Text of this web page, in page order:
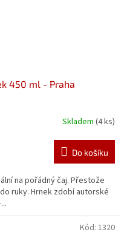
450 ml - Praha
Skladem (4 ks)
Do košíku
na pořádný čaj. Přestože
ruky. Hrnek zdobí autorské
Kód: 1320